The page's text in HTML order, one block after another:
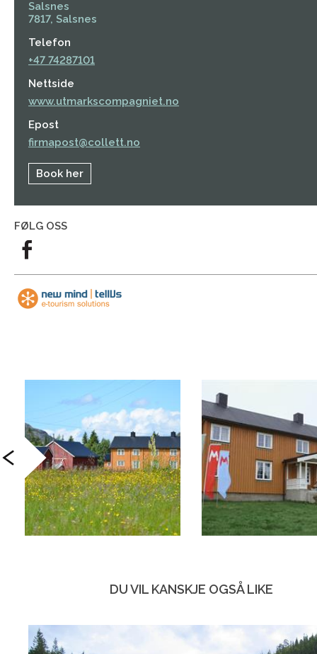
Salsnes
7817, Salsnes
Telefon
+47 74287101
Nettside
www.utmarkscompagniet.no
Epost
firmapost@collett.no
Book her
FØLG OSS
DU VIL KANSKJE OGSÅ LIKE